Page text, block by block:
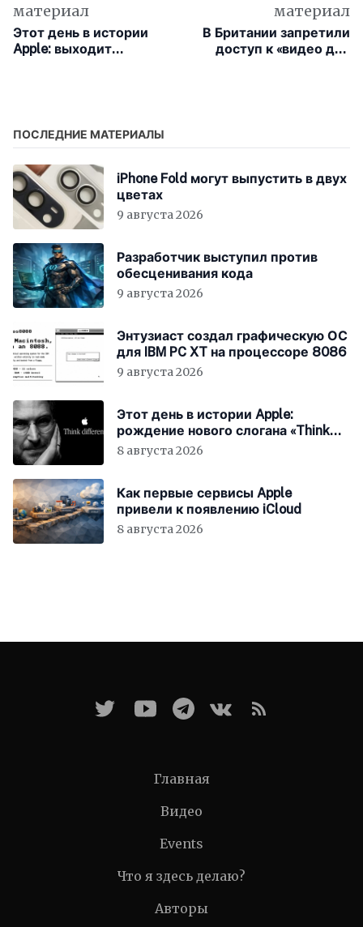
материал
Этот день в истории
Apple: выходит
материал
В Британии запретили
доступ к «видео для
ПОСЛЕДНИЕ МАТЕРИАЛЫ
iPhone Fold могут выпустить в двух
цветах
9 августа 2026
Разработчик выступил против
обесценивания кода
9 августа 2026
Энтузиаст создал графическую ОС
для IBM PC XT на процессоре 8086
9 августа 2026
Этот день в истории Apple:
рождение нового слогана «Think
Different»
8 августа 2026
Как первые сервисы Apple
привели к появлению iCloud
8 августа 2026
Главная
Видео
Events
Что я здесь делаю?
Авторы